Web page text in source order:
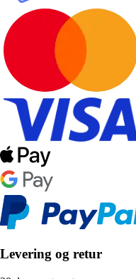
Levering og retur